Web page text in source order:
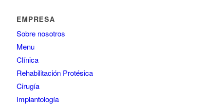
EMPRESA
Sobre nosotros
Menu
Clínica
Rehabilitación Protésica
Cirugía
Implantología